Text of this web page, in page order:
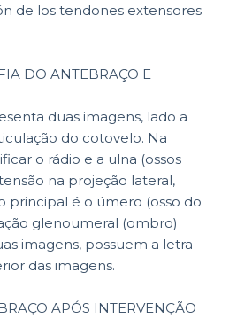
de los tendones extensores
DO ANTEBRAÇO E
duas imagens, lado a
do cotovelo. Na
o rádio e a ulna (ossos
na projeção lateral,
principal é o úmero (osso do
glenoumeral (ombro)
imagens, possuem a letra
das imagens.
APÓS INTERVENÇÃO